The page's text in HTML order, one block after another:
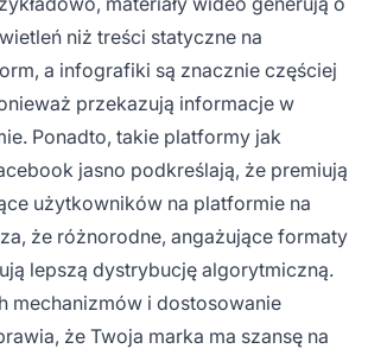
niż treści statyczne na
a infografiki są znacznie częściej
przekazują informacje w
Ponadto, takie platformy jak
jasno podkreślają, że premiują
użytkowników na platformie na
że różnorodne, angażujące formaty
lepszą dystrybucję algorytmiczną.
mechanizmów i dostosowanie
że Twoja marka ma szansę na